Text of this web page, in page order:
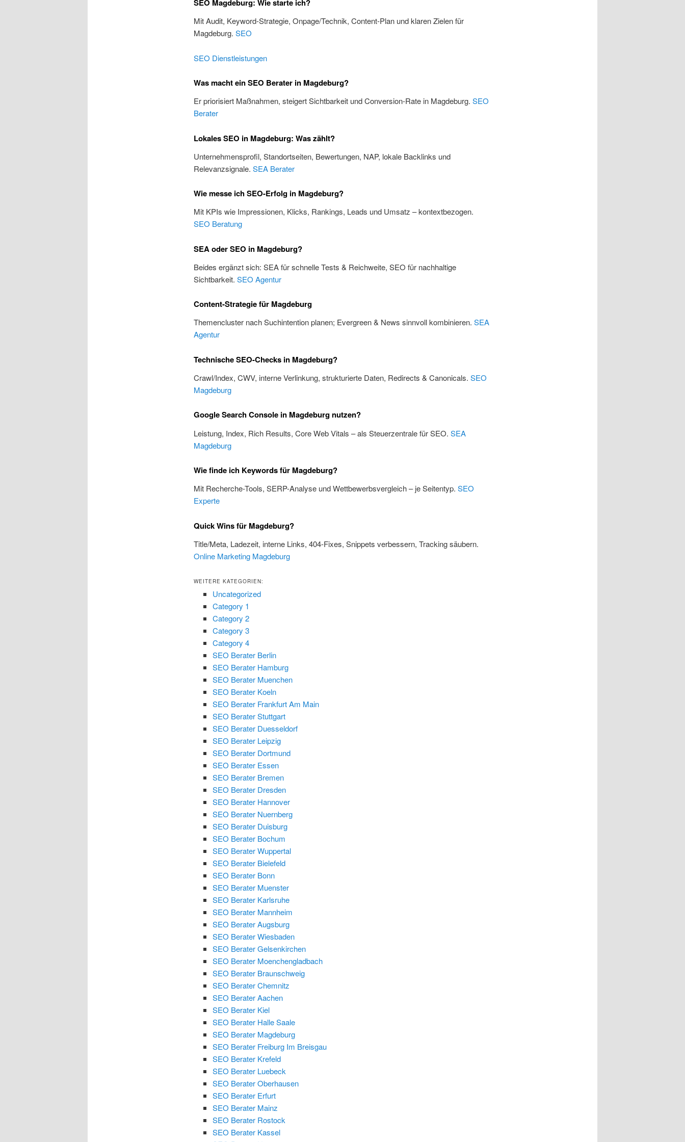
SEO Magdeburg: Wie starte ich?
Mit Audit, Keyword-Strategie, Onpage/Technik, Content-Plan und klaren Zielen für
Magdeburg. SEO
SEO Dienstleistungen
Was macht ein SEO Berater in Magdeburg?
Er priorisiert Maßnahmen, steigert Sichtbarkeit und Conversion-Rate in Magdeburg. SEO
Berater
Lokales SEO in Magdeburg: Was zählt?
Unternehmensprofil, Standortseiten, Bewertungen, NAP, lokale Backlinks und
Relevanzsignale. SEA Berater
Wie messe ich SEO-Erfolg in Magdeburg?
Mit KPIs wie Impressionen, Klicks, Rankings, Leads und Umsatz – kontextbezogen.
SEO Beratung
SEA oder SEO in Magdeburg?
Beides ergänzt sich: SEA für schnelle Tests & Reichweite, SEO für nachhaltige
Sichtbarkeit. SEO Agentur
Content-Strategie für Magdeburg
Themencluster nach Suchintention planen; Evergreen & News sinnvoll kombinieren. SEA
Agentur
Technische SEO-Checks in Magdeburg?
Crawl/Index, CWV, interne Verlinkung, strukturierte Daten, Redirects & Canonicals. SEO
Magdeburg
Google Search Console in Magdeburg nutzen?
Leistung, Index, Rich Results, Core Web Vitals – als Steuerzentrale für SEO. SEA
Magdeburg
Wie finde ich Keywords für Magdeburg?
Mit Recherche-Tools, SERP-Analyse und Wettbewerbsvergleich – je Seitentyp. SEO
Experte
Quick Wins für Magdeburg?
Title/Meta, Ladezeit, interne Links, 404-Fixes, Snippets verbessern, Tracking säubern.
Online Marketing Magdeburg
WEITERE KATEGORIEN:
Uncategorized
Category 1
Category 2
Category 3
Category 4
SEO Berater Berlin
SEO Berater Hamburg
SEO Berater Muenchen
SEO Berater Koeln
SEO Berater Frankfurt Am Main
SEO Berater Stuttgart
SEO Berater Duesseldorf
SEO Berater Leipzig
SEO Berater Dortmund
SEO Berater Essen
SEO Berater Bremen
SEO Berater Dresden
SEO Berater Hannover
SEO Berater Nuernberg
SEO Berater Duisburg
SEO Berater Bochum
SEO Berater Wuppertal
SEO Berater Bielefeld
SEO Berater Bonn
SEO Berater Muenster
SEO Berater Karlsruhe
SEO Berater Mannheim
SEO Berater Augsburg
SEO Berater Wiesbaden
SEO Berater Gelsenkirchen
SEO Berater Moenchengladbach
SEO Berater Braunschweig
SEO Berater Chemnitz
SEO Berater Aachen
SEO Berater Kiel
SEO Berater Halle Saale
SEO Berater Magdeburg
SEO Berater Freiburg Im Breisgau
SEO Berater Krefeld
SEO Berater Luebeck
SEO Berater Oberhausen
SEO Berater Erfurt
SEO Berater Mainz
SEO Berater Rostock
SEO Berater Kassel